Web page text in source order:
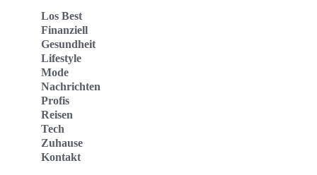
Los Best
Finanziell
Gesundheit
Lifestyle
Mode
Nachrichten
Profis
Reisen
Tech
Zuhause
Kontakt